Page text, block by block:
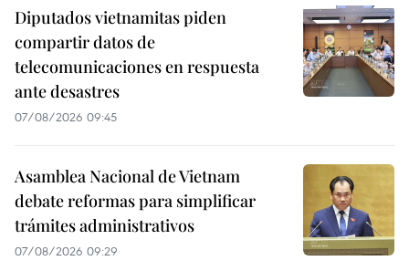
Diputados vietnamitas piden
compartir datos de
telecomunicaciones en respuesta
ante desastres
07/08/2026 09:45
Asamblea Nacional de Vietnam
debate reformas para simplificar
trámites administrativos
07/08/2026 09:29